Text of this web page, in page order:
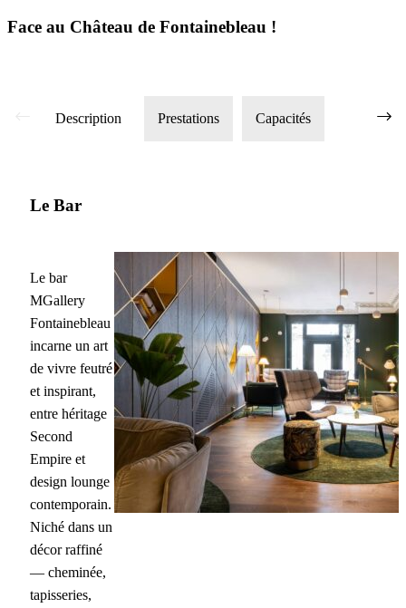
Face au Château de Fontainebleau !
Description Prestations Capacités
Le Bar
Le bar
MGallery
Fontainebleau
incarne un art
de vivre feutré
et inspirant,
entre héritage
Second
Empire et
design lounge
contemporain.
Niché dans un
décor raffiné
— cheminée,
tapisseries,